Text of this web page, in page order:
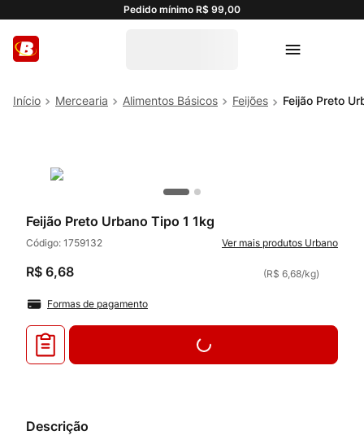
Pedido mínimo R$ 99,00
Mercearia Alimentos Básicos Feijões Feijão Preto
Feijão Preto Urbano Tipo 1 1kg
Código: 1759132 Urbano
R$ 6,68 (R$ 6,68/kg)
Formas de pagamento
Descrição